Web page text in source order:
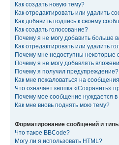
Как создать новую тему?
Как отредактировать или удалить
Как добавить подпись к своему
Как создать голосование?
Почему я не могу добавить больше
Как отредактировать или удалить
Почему мне недоступны
Почему я не могу добавлять
Почему я получил предупреждение?
Как мне пожаловаться на
Что означает кнопка «Сохранить»
Почему мое сообщение нуждается
Как мне вновь поднять мою тему?
Форматирование сообщений и
Что такое BBCode?
Могу ли я использовать HTML?